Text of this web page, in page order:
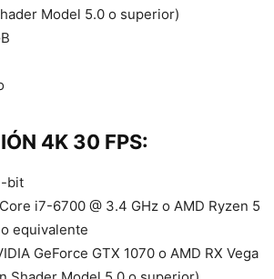
Model 5.0 o superior)
4K 30 FPS:
bit
i7-6700 @ 3.4 GHz o AMD Ryzen 5
equivalente
GeForce GTX 1070 o AMD RX Vega